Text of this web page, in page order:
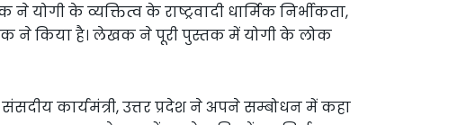
के व्यक्तित्व के राष्ट्रवादी धार्मिक निर्भीकता,
ने किया है। लेखक ने पूरी पुस्तक में योगी के लोक
कार्यमंत्री, उत्तर प्रदेश ने अपने सम्बोधन में कहा